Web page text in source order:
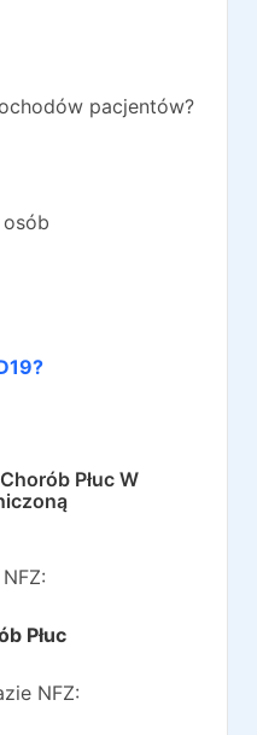
pacjentów?
Płuc W
Płuc
NFZ: